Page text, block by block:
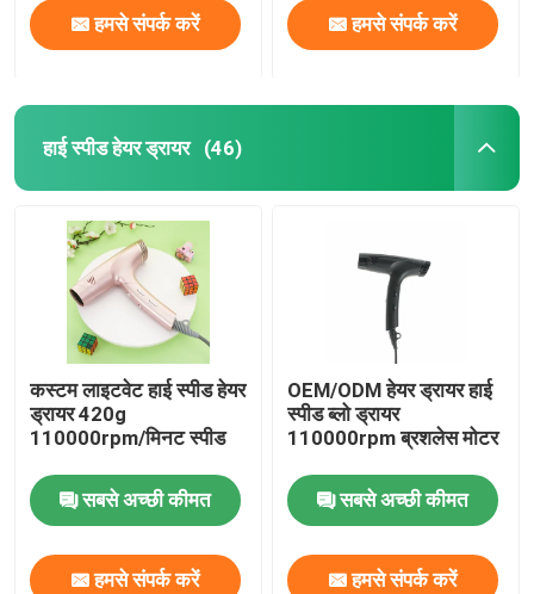
हमसे संपर्क करें हमसे संपर्क करें
हाई स्पीड हेयर ड्रायर (46)
कस्टम लाइटवेट हाई स्पीड हेयर
ड्रायर 420g
110000rpm/मिनट स्पीड
सबसे अच्छी कीमत
हमसे संपर्क करें
OEM/ODM हेयर ड्रायर हाई
स्पीड ब्लो ड्रायर
110000rpm ब्रशलेस मोटर
सबसे अच्छी कीमत
हमसे संपर्क करें